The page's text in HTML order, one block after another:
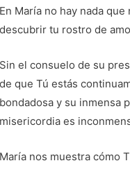
En María no hay nada
descubrir tu rostro de
Sin el consuelo de su
de que Tú estás
bondadosa y su inmensa
misericordia es
María nos muestra cómo